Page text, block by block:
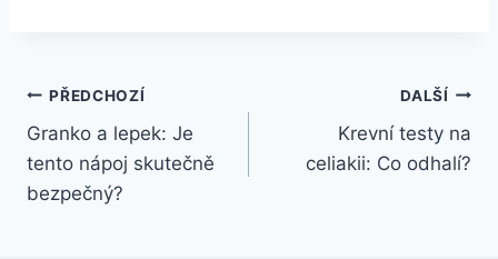
Navigace
pro
příspěvek
PŘEDCHOZÍ
Granko a lepek: Je
tento nápoj skutečně
bezpečný?
DALŠÍ
Krevní testy na
celiakii: Co odhalí?